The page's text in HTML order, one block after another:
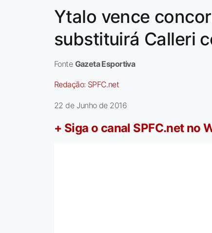
Ytalo vence
substituirá Calleri
Fonte Gazeta Esportiva
Redação: SPFC.net
22 de Junho de 2016
+ Siga o canal SPFC.net no